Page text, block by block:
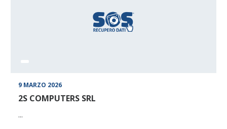
9 MARZO 2026
2S COMPUTERS SRL
...